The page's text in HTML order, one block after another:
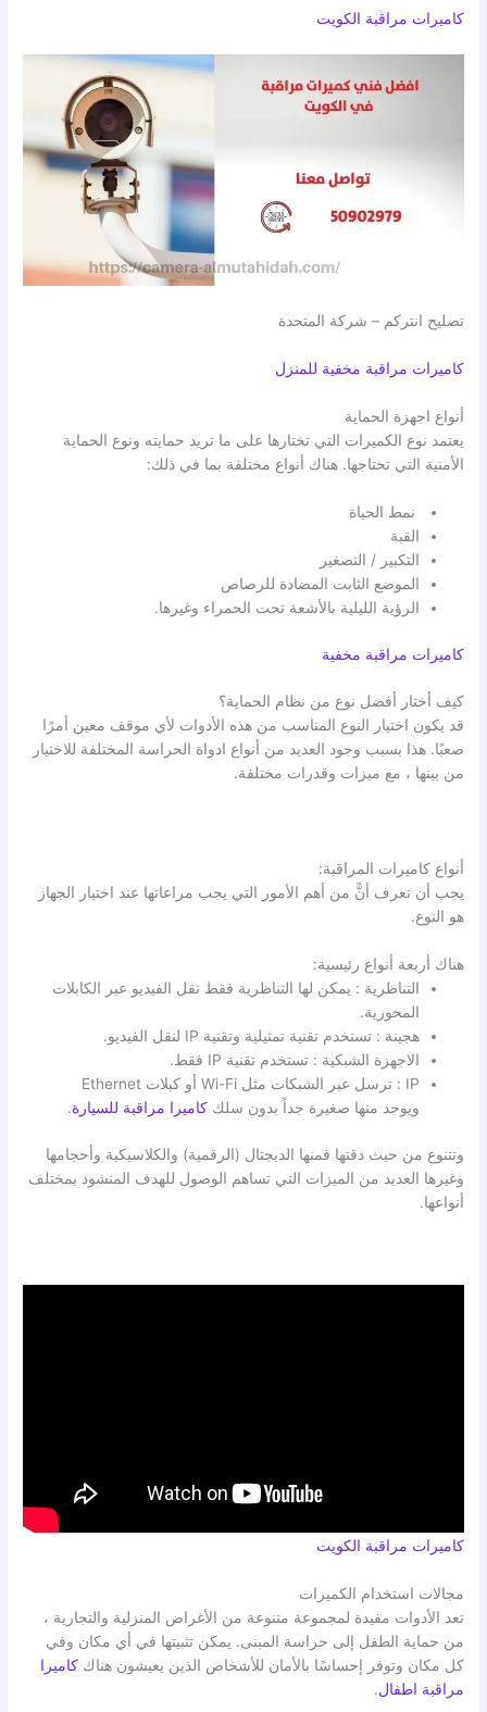
كاميرات مراقبة الكويت
تصليح انتركم – شركة المتحدة
كاميرات مراقبة مخفية للمنزل
أنواع اجهزة الحماية
يعتمد نوع الكميرات التي تختارها على ما تريد حمايته ونوع الحماية
الأمنية التي تحتاجها. هناك أنواع مختلفة بما في ذلك:
نمط الحياة
القبة
التكبير / التصغير
الموضع الثابت المضادة للرصاص
الرؤية الليلية بالأشعة تحت الحمراء وغيرها.
كاميرات مراقبة مخفية
كيف أختار أفضل نوع من نظام الحماية؟
قد يكون اختيار النوع المناسب من هذه الأدوات لأي موقف معين أمرًا
صعبًا. هذا بسبب وجود العديد من أنواع ادواة الحراسة المختلفة للاختيار
من بينها ، مع ميزات وقدرات مختلفة.
أنواع كاميرات المراقبة:
يجب أن تعرف أنًّ من أهم الأمور التي يجب مراعاتها عند اختيار الجهاز
هو النوع.
هناك أربعة أنواع رئيسية:
التناظرية : يمكن لها التناظرية فقط نقل الفيديو عبر الكابلات
المحورية.
هجينة : تستخدم تقنية تمثيلية وتقنية IP لنقل الفيديو.
الاجهزة الشبكية : تستخدم تقنية IP فقط.
IP : ترسل عبر الشبكات مثل Wi-Fi أو كبلات Ethernet
ويوجد منها صغيرة جداً بدون سلككاميرا مراقبة للسيارة.
وتتنوع من حيث دقتها فمنها الديجتال (الرقمية) والكلاسيكية وأحجامها
وغيرها العديد من الميزات التي تساهم الوصول للهدف المنشود بمختلف
أنواعها.
كاميرات مراقبة الكويت
مجالات استخدام الكميرات
تعد الأدوات مفيدة لمجموعة متنوعة من الأغراض المنزلية والتجارية ،
من حماية الطفل إلى حراسة المبنى. يمكن تثبيتها في أي مكان وفي
كل مكان وتوفر إحساسًا بالأمان للأشخاص الذين يعيشون هناككاميرا
مراقبة اطفال.